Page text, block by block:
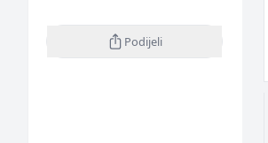
Podijeli